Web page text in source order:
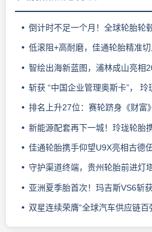
倒计时不足一个月！全球轮胎轮
低滚阻+高耐磨，佳通轮胎精准
智绘出海新蓝图，浦林成山亮相
斩获 “中国企业管理奥斯卡”，
排名上升27位：赛轮跻身《财富》
新能源配套再下一城！玲珑轮胎
佳通轮胎携手仰望U9X亮相古德伍德
守护渠道终端，贵州轮胎前进灯塔关
亚洲夏季胎首次！玛吉斯VS6斩
双星连续荣膺“全球汽车供应链百